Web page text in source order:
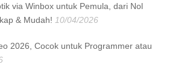
via Winbox untuk Pemula, dari Nol
& Mudah! 10/04/2026
2026, Cocok untuk Programmer atau